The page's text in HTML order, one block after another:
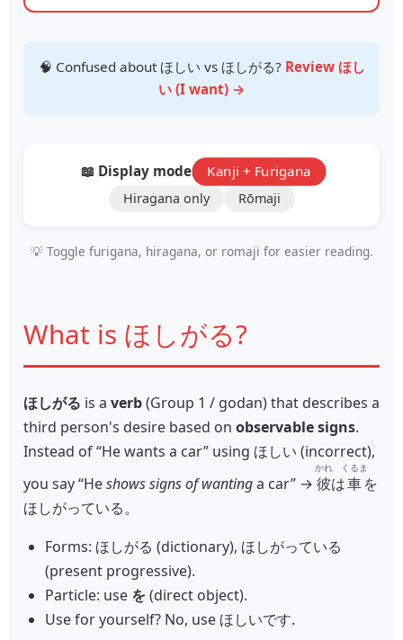
🧠 Confused about ほしい vs ほしがる? Review ほし
い (I want) →
📖 Display mode: Kanji + Furigana
Hiragana only Rōmaji
💡 Toggle furigana, hiragana, or romaji for easier reading.
What is ほしがる?
ほしがる is a verb(Group 1 / godan) that describes a
third person's desire based on observable signs.
Instead of “He wants a car” using ほしい (incorrect),
you say “Heshows signs of wantinga car” → 彼
かれ
は車
くるま
を
ほしがっている。
Forms: ほしがる (dictionary), ほしがっている
(present progressive).
Particle: use を (direct object).
Use for yourself? No, use ほしいです.